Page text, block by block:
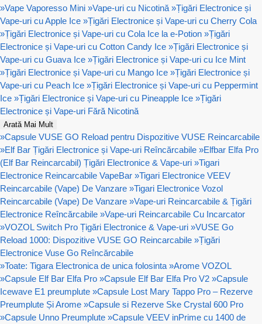
»Vape Vaporesso Mini »Vape-uri cu Nicotină »Țigări Electronice și
Vape-uri cu Apple Ice »Țigări Electronice și Vape-uri cu Cherry Cola
»Țigări Electronice și Vape-uri cu Cola Ice la e-Potion »Țigări
Electronice și Vape-uri cu Cotton Candy Ice »Țigări Electronice și
Vape-uri cu Guava Ice »Țigări Electronice și Vape-uri cu Ice Mint
»Țigări Electronice și Vape-uri cu Mango Ice »Țigări Electronice și
Vape-uri cu Peach Ice »Țigări Electronice și Vape-uri cu Peppermint
Ice »Țigări Electronice și Vape-uri cu Pineapple Ice »Țigări
Electronice și Vape-uri Fără Nicotină
Arată Mai Mult
»Capsule VUSE GO Reload pentru Dispozitive VUSE Reincarcabile
»Elf Bar Țigări Electronice și Vape-uri Reîncărcabile »Elfbar Elfa Pro
(Elf Bar Reincarcabil) Țigări Electronice & Vape-uri »Tigari
Electronice Reincarcabile VapeBar »Tigari Electronice VEEV
Reincarcabile (Vape) De Vanzare »Tigari Electronice Vozol
Reincarcabile (Vape) De Vanzare »Vape-uri Reincarcabile & Țigări
Electronice Reîncărcabile »Vape-uri Reincarcabile Cu Incarcator
»VOZOL Switch Pro Țigări Electronice & Vape-uri »VUSE Go
Reload 1000: Dispozitive VUSE GO Reincarcabile »Țigări
Electronice Vuse Go Reîncărcabile
»Toate: Tigara Electronica de unica folosinta »Arome VOZOL
»Capsule Elf Bar Elfa Pro »Capsule Elf Bar Elfa Pro V2 »Capsule
Icewave E1 preumplute »Capsule Lost Mary Tappo Pro – Rezerve
Preumplute Și Arome »Capsule si Rezerve Ske Crystal 600 Pro
»Capsule Unno Preumplute »Capsule VEEV inPrime cu 1400 de